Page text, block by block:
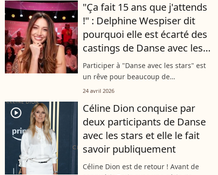
retrouvé Christophe Licata...
"Ça fait 15 ans que j'attends
!" : Delphine Wespiser dit
pourquoi elle est écarté des
castings de Danse avec les
stars
Participer à "Danse avec les stars" est
un rêve pour beaucoup de
personnalités. C'est le cas de Delphine
l'animatrice, l'émission de TF1 ne
semble pas...
24 avril 2026
player2
Céline Dion conquise par
deux participants de Danse
avec les stars et elle le fait
savoir publiquement
Céline Dion est de retour ! Avant de